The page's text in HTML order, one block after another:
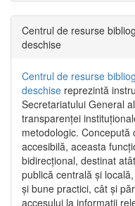
Centrul de resurse
deschise
Centrul de resurse
deschise reprezintă
Secretariatului General
transparenței
metodologic.
accesibilă, aceasta
bidirecțional, destinat
publică centrală și
și bune practici, cât și
accesului la informații